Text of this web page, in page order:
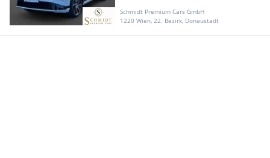
Schmidt Premium Cars GmbH
1220 Wien, 22. Bezirk, Donaustadt